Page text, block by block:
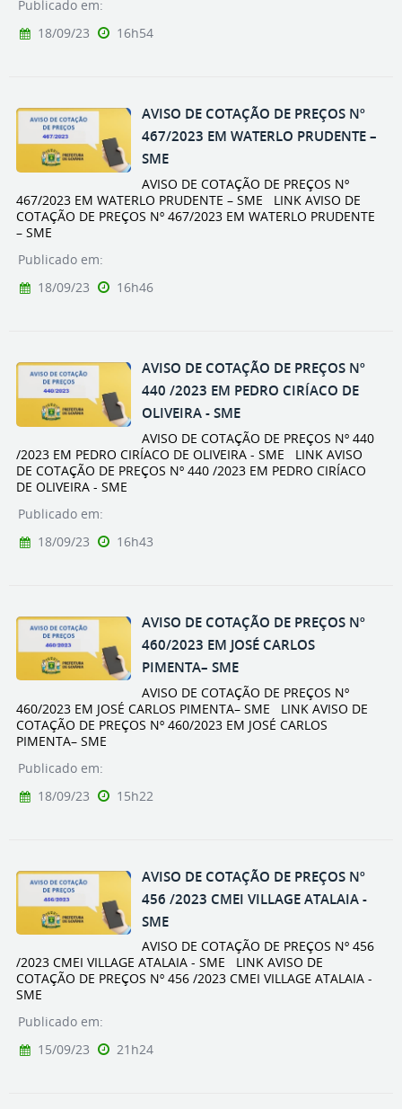
Publicado em:
18/09/23
16h54
AVISO DE COTAÇÃO DE PREÇOS Nº
467/2023 EM WATERLO PRUDENTE –
SME
AVISO DE COTAÇÃO DE PREÇOS Nº
467/2023 EM WATERLO PRUDENTE – SME LINK AVISO DE
COTAÇÃO DE PREÇOS Nº 467/2023 EM WATERLO PRUDENTE
– SME
Publicado em:
18/09/23
16h46
AVISO DE COTAÇÃO DE PREÇOS Nº
440 /2023 EM PEDRO CIRÍACO DE
OLIVEIRA - SME
AVISO DE COTAÇÃO DE PREÇOS Nº 440
/2023 EM PEDRO CIRÍACO DE OLIVEIRA - SME LINK AVISO
DE COTAÇÃO DE PREÇOS Nº 440 /2023 EM PEDRO CIRÍACO
DE OLIVEIRA - SME
Publicado em:
18/09/23
16h43
AVISO DE COTAÇÃO DE PREÇOS Nº
460/2023 EM JOSÉ CARLOS
PIMENTA– SME
AVISO DE COTAÇÃO DE PREÇOS Nº
460/2023 EM JOSÉ CARLOS PIMENTA– SME LINK AVISO DE
COTAÇÃO DE PREÇOS Nº 460/2023 EM JOSÉ CARLOS
PIMENTA– SME
Publicado em:
18/09/23
15h22
AVISO DE COTAÇÃO DE PREÇOS Nº
456 /2023 CMEI VILLAGE ATALAIA -
SME
AVISO DE COTAÇÃO DE PREÇOS Nº 456
/2023 CMEI VILLAGE ATALAIA - SME LINK AVISO DE
COTAÇÃO DE PREÇOS Nº 456 /2023 CMEI VILLAGE ATALAIA -
SME
Publicado em:
15/09/23
21h24